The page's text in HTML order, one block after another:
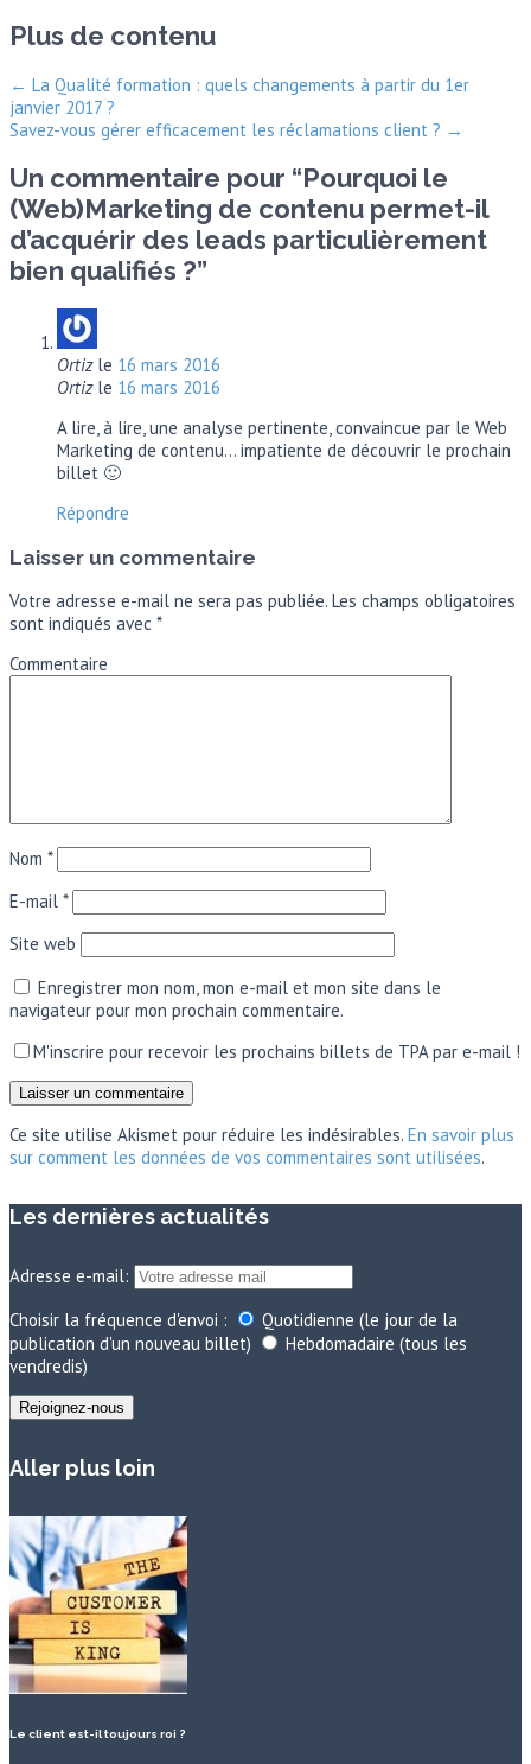
Plus de contenu
← La Qualité formation : quels changements à partir du 1er
janvier 2017 ?
Savez-vous gérer efficacement les réclamations client ? →
Un commentaire pour “Pourquoi le
(Web)Marketing de contenu permet-il
d’acquérir des leads particulièrement
bien qualifiés ?”
Ortizle 16 mars 2016
Ortizle 16 mars 2016
A lire, à lire, une analyse pertinente, convaincue par le Web
Marketing de contenu… impatiente de découvrir le prochain
billet 🙂
Répondre
Laisser un commentaire
Votre adresse e-mail ne sera pas publiée. Les champs obligatoires
sont indiqués avec *
Commentaire
Nom *
E-mail *
Site web
Enregistrer mon nom, mon e-mail et mon site dans le
navigateur pour mon prochain commentaire.
M'inscrire pour recevoir les prochains billets de TPA par e-mail !
Ce site utilise Akismet pour réduire les indésirables. En savoir plus
sur comment les données de vos commentaires sont utilisées.
Les dernières actualités
Adresse e-mail:
Choisir la fréquence d'envoi :
Quotidienne (le jour de la
publication d'un nouveau billet)
Hebdomadaire (tous les
vendredis)
Aller plus loin
Le client est-il toujours roi ?